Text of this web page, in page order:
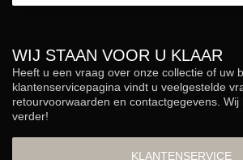
WIJ STAAN VOOR U KLAAR
Heeft u een vraag over onze collectie of uw
klantenservicepagina vindt u veelgestelde
retourvoorwaarden en contactgegevens. Wij
verder!
KLANTENSERVICE